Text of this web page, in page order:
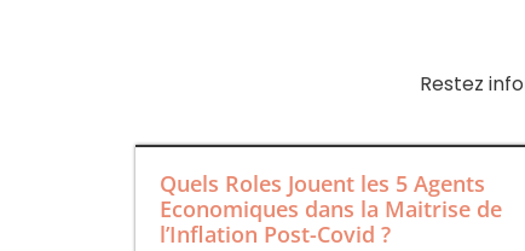
Restez
Quels Roles Jouent les 5 Agents
Economiques dans la Maitrise de
l’Inflation Post-Covid ?